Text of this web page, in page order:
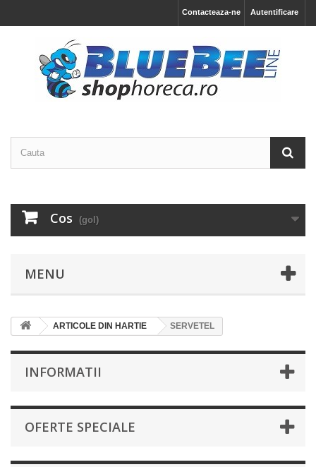
Autentificare
Contacteaza-ne
Cos (gol)
MENU
ARTICOLE DIN HARTIE SERVETEL
INFORMATII
OFERTE SPECIALE